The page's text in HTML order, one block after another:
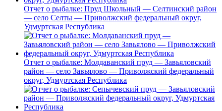
Отчет о рыбалке: Пруд Школьный — Селтинский район
— село Селты — Приволжский федеральный округ,
Удмуртская Республика
Отчет о рыбалке: Молдаванский пруд — Завьяловский
район — село Завьялово — Приволжский федеральный
округ, Удмуртская Республика